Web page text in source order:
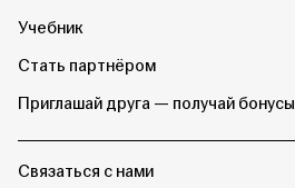
Учебник
Стать партнёром
Приглашай друга — получай бонусы
Связаться с нами